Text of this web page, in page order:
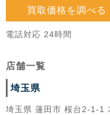
買取価格を調べる
電話対応 24時間
店舗一覧
埼玉県
埼玉県 蓮田市 桜台2-1-1